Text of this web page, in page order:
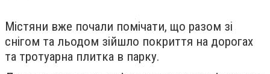
Містяни вже почали помічати, що разом зі
снігом та льодом зійшло покриття на дорогах
та тротуарна плитка в парку.